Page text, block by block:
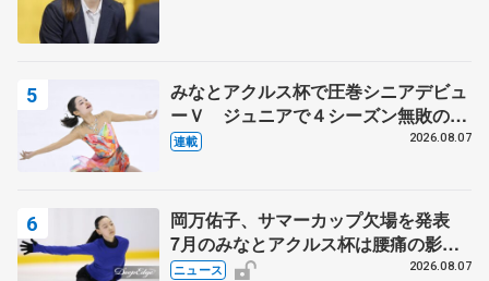
みなとアクルス杯で圧巻シニアデビュ
ーＶ ジュニアで４シーズン無敗の島
田麻央
連載 2026.08.07
岡万佑子、サマーカップ欠場を発表
7月のみなとアクルス杯は腰痛の影響
で
ニュース 2026.08.07